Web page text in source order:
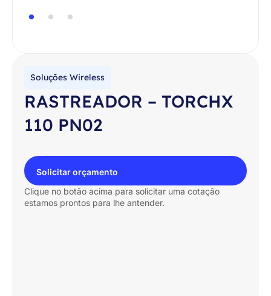
Soluções Wireless
RASTREADOR – TORCHX
110 PN02
Solicitar orçamento
Clique no botão acima para solicitar uma cotação
estamos prontos para lhe antender.